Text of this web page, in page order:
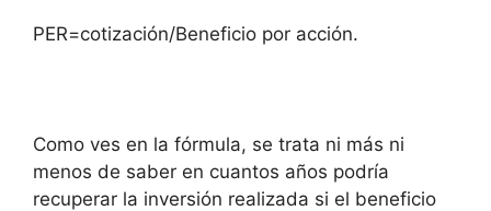
PER=cotización/Beneficio por acción.
Como ves en la fórmula, se trata ni más ni
menos de saber en cuantos años podría
recuperar la inversión realizada si el beneficio